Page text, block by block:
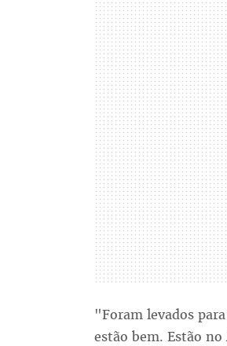
"Foram levados
estão bem. Estão